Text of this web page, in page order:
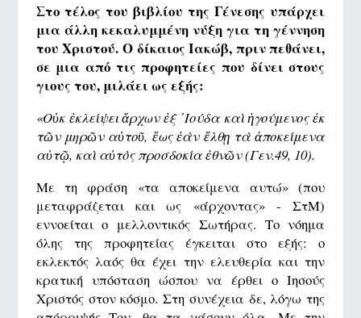
Στο τέλος του βιβλίου της Γένεσης υπάρχει
μια άλλη κεκαλυμμένη νύξη για τη γέννηση
του Χριστού. Ο δίκαιος Ιακώβ, πριν πεθάνει,
σε μια από τις προφητείες που δίνει στους
γιους του, μιλάει ως εξής:
«Οὐκ ἐκλείψει ἄρχων ἐξ ᾿Ιούδα καὶ ἡγούμενος ἐκ
τῶν μηρῶν αὐτοῦ, ἕως ἐὰν ἔλθῃ τὰ ἀποκείμενα
αὐτῷ, καὶ αὐτὸς προσδοκία ἐθνῶν(Γεν.49, 10).
Με τη φράση «τα αποκείμενα αυτώ» (που
μεταφράζεται και ως «άρχοντας» - ΣτΜ)
εννοείται ο μελλοντικός Σωτήρας. Το νόημα
όλης της προφητείας έγκειται στο εξής: ο
εκλεκτός λαός θα έχει την ελευθερία και την
κρατική υπόσταση ώσπου να έρθει ο Ιησούς
Χριστός στον κόσμο. Στη συνέχεια δε, λόγω της